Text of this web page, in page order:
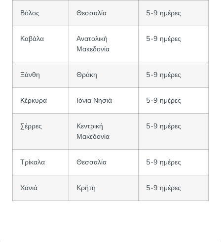
Βόλος Θεσσαλία 5-9 ημέρες
Καβάλα
Ανατολική
Μακεδονία
5-9 ημέρες
Ξάνθη Θράκη 5-9 ημέρες
Κέρκυρα Ιόνια Νησιά 5-9 ημέρες
Σέρρες
Κεντρική
Μακεδονία
5-9 ημέρες
Τρίκαλα Θεσσαλία 5-9 ημέρες
Χανιά Κρήτη 5-9 ημέρες